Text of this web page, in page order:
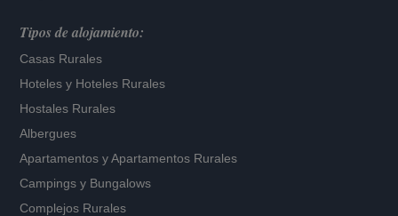
Tipos de alojamiento:
Casas Rurales
Hoteles y Hoteles Rurales
Hostales Rurales
Albergues
Apartamentos yApartamentos Rurales
Campings y Bungalows
Complejos Rurales